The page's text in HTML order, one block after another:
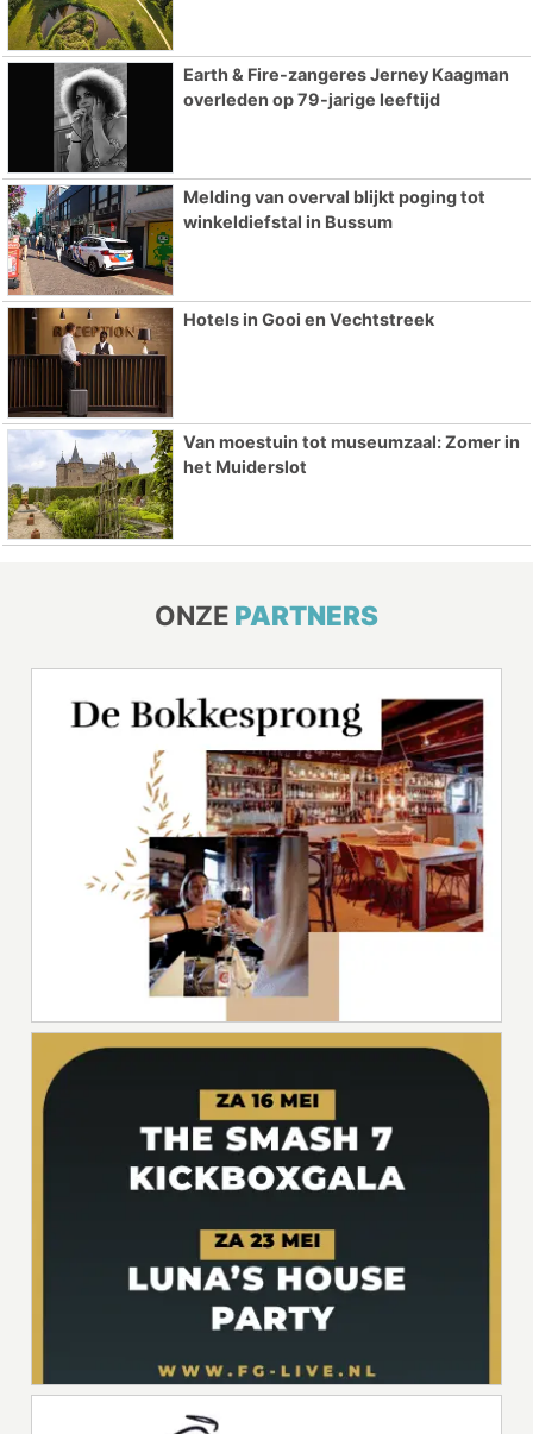
Earth & Fire-zangeres Jerney Kaagman
overleden op 79-jarige leeftijd
Melding van overval blijkt poging tot
winkeldiefstal in Bussum
Hotels in Gooi en Vechtstreek
Van moestuin tot museumzaal: Zomer in
het Muiderslot
ONZE PARTNERS